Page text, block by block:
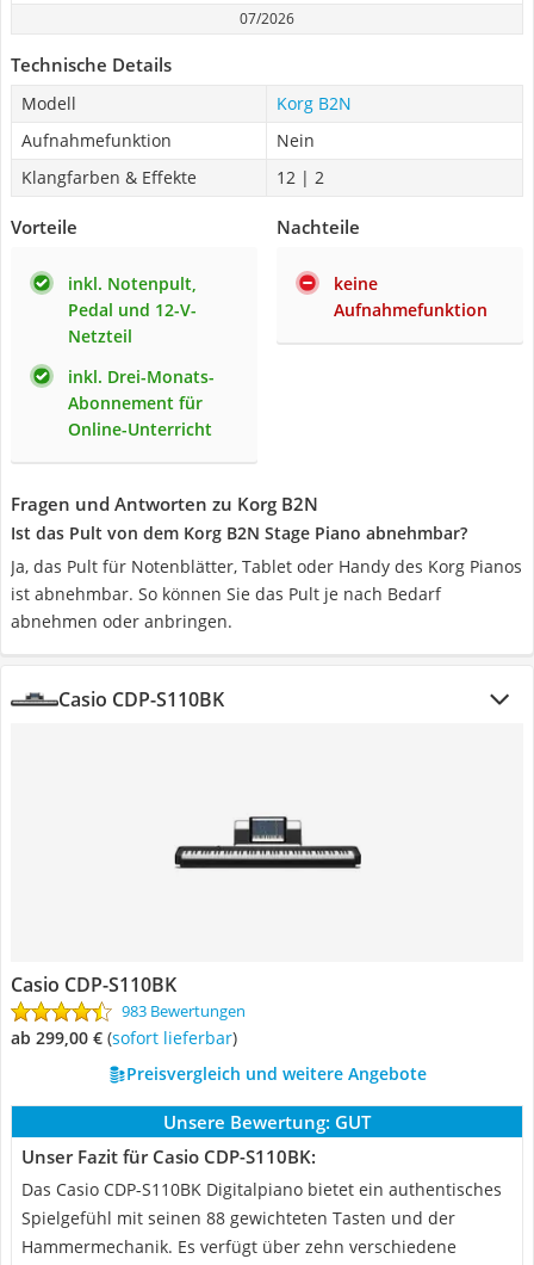
07/2026
Technische Details
Modell
Korg B2N
Aufnahmefunktion
Nein
Klangfarben & Effekte
12 | 2
Vorteile
inkl. Notenpult,
Pedal und 12-V-
Netzteil
inkl. Drei-Monats-
Abonnement für
Online-Unterricht
Nachteile
keine
Aufnahmefunktion
Fragen und Antworten zu Korg B2N
Ist das Pult von dem Korg B2N Stage Piano abnehmbar?
Ja, das Pult für Notenblätter, Tablet oder Handy des Korg Pianos
ist abnehmbar. So können Sie das Pult je nach Bedarf
abnehmen oder anbringen.
Casio CDP-S110BK
Casio CDP-S110BK
983 Bewertungen
ab 299,00 € ( Sofort lieferbar)
Preisvergleich und weitere Angebote
Unsere Bewertung: GUT
Unser Fazit für Casio CDP-S110BK:
Das Casio CDP-S110BK Digitalpiano bietet ein authentisches
Spielgefühl mit seinen 88 gewichteten Tasten und der
Hammermechanik. Es verfügt über zehn verschiedene